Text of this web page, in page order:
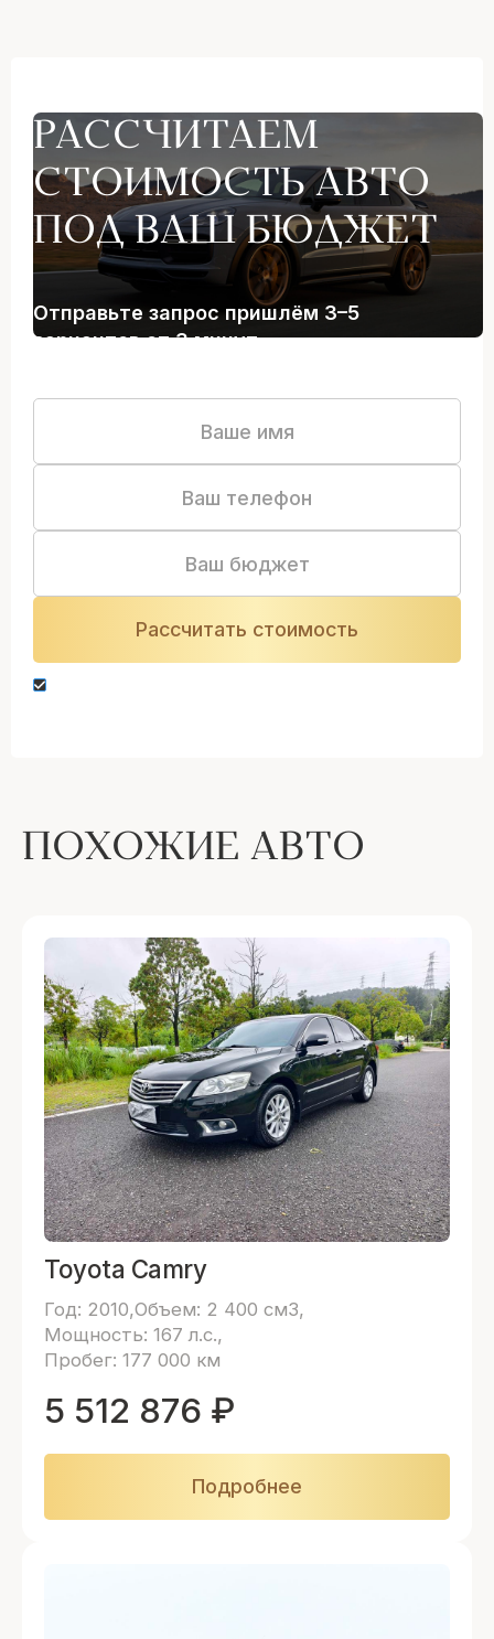
РАССЧИТАЕМ
СТОИМОСТЬ АВТО
ПОД ВАШ БЮДЖЕТ
Отправьте запрос пришлём 3–5
вариантов от 3 минут
ПОХОЖИЕ АВТО
Toyota Camry
Год: 2010 Объем: 2 400 см3
Мощность: 167 л.с.
Пробег: 177 000 км
5 512 876 ₽
Подробнее